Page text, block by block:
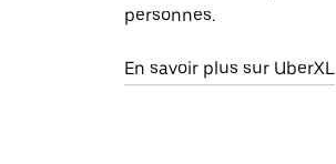
personnes.
En savoir plus sur UberXL